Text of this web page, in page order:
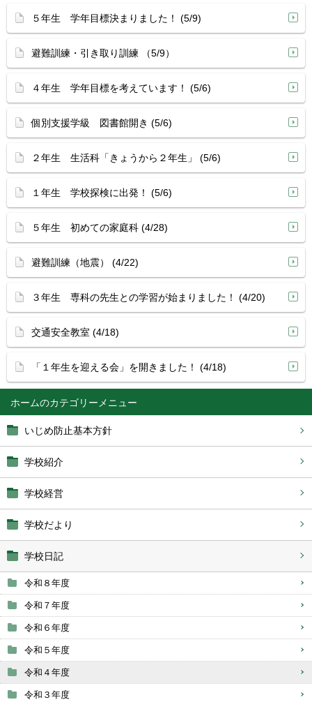
ホーム
いじめ防止基本方針
学校紹介
学校経営
学校だより
学校日記
令和８年度
令和７年度
令和６年度
令和５年度
令和４年度
令和３年度
５年生 学年目標決まりました！ (5/9)
避難訓練・引き取り訓練 （5/9）
４年生 学年目標を考えています！ (5/6)
個別支援学級 図書館開き (5/6)
２年生 生活科「きょうから２年生」 (5/6)
１年生 学校探検に出発！ (5/6)
５年生 初めての家庭科 (4/28)
避難訓練（地震） (4/22)
３年生 専科の先生との学習が始まりました！ (4/20)
交通安全教室 (4/18)
「１年生を迎える会」を開きました！ (4/18)